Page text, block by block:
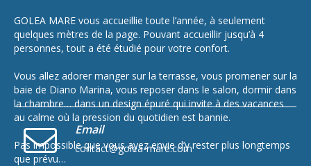
Email
contact@golea-mare.com
GOLEA MARE vous accueillie toute l’année, à seulement
quelques mètres de la page. Pouvant accueillir jusqu’à 4
personnes, tout a été étudié pour votre confort.
Vous allez adorer manger sur la terrasse, vous promener sur la
baie de Diano Marina, vous reposer dans le salon, dormir dans
la chambre… dans un design épuré qui invite à des vacances
au calme où la pression du quotidien est bannie.
Pas impossible que vous ayez envie d’y rester plus longtemps
que prévu…